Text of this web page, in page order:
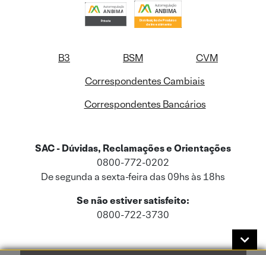
B3 BSM
CVM
Correspondentes Cambiais
Correspondentes Bancários
SAC - Dúvidas, Reclamações e Orientações
0800-772-0202
De segunda a sexta-feira das 09hs às 18hs
Se não estiver satisfeito:
0800-722-3730